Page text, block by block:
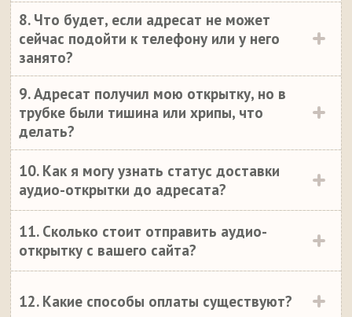
8. Что будет, если адресат не может
сейчас подойти к телефону или у него
занято?
9. Адресат получил мою открытку, но в
трубке были тишина или хрипы, что
делать?
10. Как я могу узнать статус доставки
аудио-открытки до адресата?
11. Сколько стоит отправить аудио-
открытку с вашего сайта?
12. Какие способы оплаты существуют?